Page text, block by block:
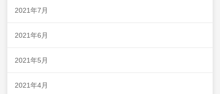
2021年7月
2021年6月
2021年5月
2021年4月